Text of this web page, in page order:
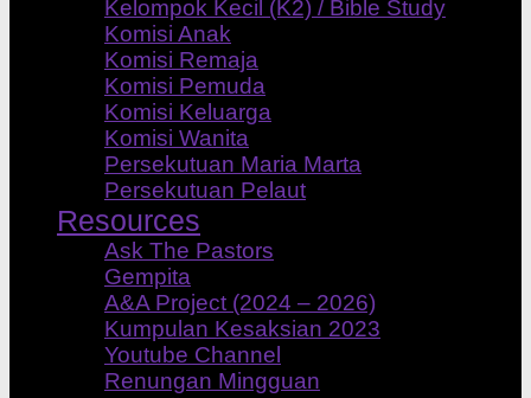
Kelompok Kecil (K2) / Bible Study
Komisi Anak
Komisi Remaja
Komisi Pemuda
Komisi Keluarga
Komisi Wanita
Persekutuan Maria Marta
Persekutuan Pelaut
Resources
Ask The Pastors
Gempita
A&A Project (2024 – 2026)
Kumpulan Kesaksian 2023
Youtube Channel
Renungan Mingguan